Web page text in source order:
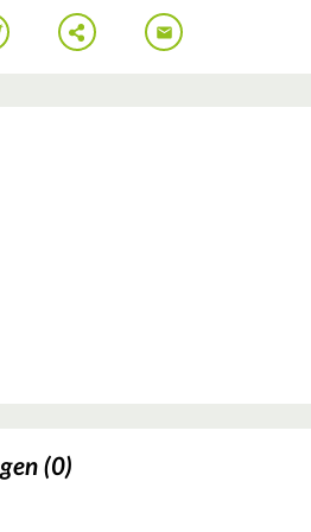
(0)